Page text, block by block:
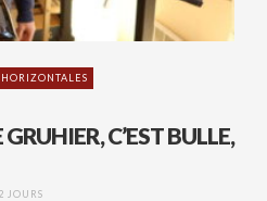
HORIZONTALES
C’EST BULLE,
JOURS